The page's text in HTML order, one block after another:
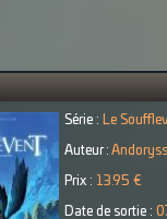
Série : Le
Auteur :
Prix : 13.95 €
Date de sortie :